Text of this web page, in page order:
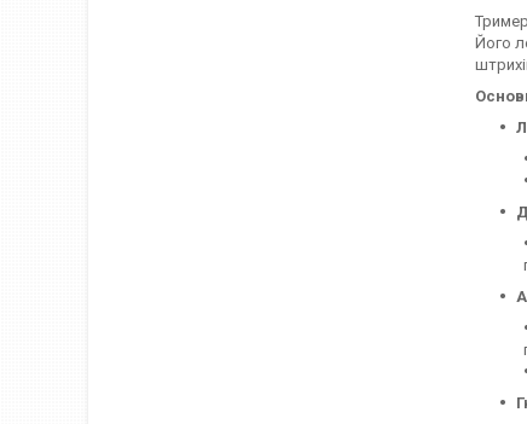
Тример
Його